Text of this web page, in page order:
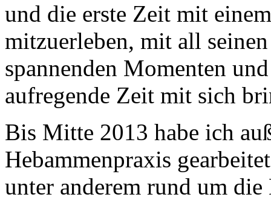
und die erste Zeit mit
mitzuerleben, mit all
spannenden Momenten
aufregende Zeit mit sich
Bis Mitte 2013 habe ich
Hebammenpraxis
unter anderem rund um